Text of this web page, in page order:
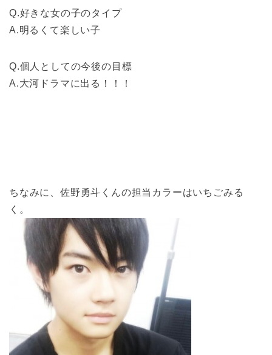
Q.好きな女の子のタイプ
A.明るくて楽しい子
Q.個人としての今後の目標
A.大河ドラマに出る！！！
ちなみに、佐野勇斗くんの担当カラーはいちごみる
く。